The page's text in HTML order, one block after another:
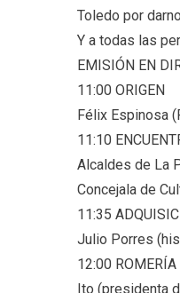
Toledo por
Y a todas las
EMISIÓN EN
11:00 ORIGEN
Félix Espinosa
11:10
Alcaldes de La
Concejala de
11:35
Julio Porres
12:00 ROMERÍA
Ito (presidenta